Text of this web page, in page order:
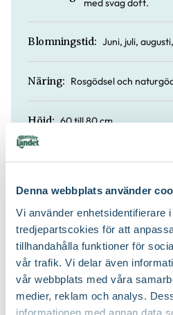
Denna webbplats använder
Vi använder enhetsidentifierare
tredjepartscokies för att
tillhandahålla funktioner för
vår trafik. Vi delar även
vår webbplats med våra
medier, reklam och analys.
informationen med annan data
med svag doft.
Blomningstid: Juni, juli,
Näring: Rosgödsel och
Höjd: 60 till 80 cm
Doft: Ja
Jordprodukter:
Växtsätt: Buskigt och upprätt
Beskärningstid: På våren